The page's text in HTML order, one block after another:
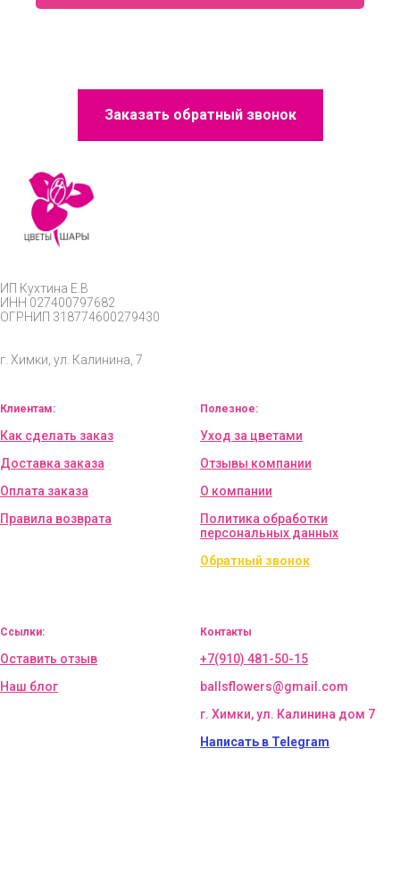
Заказать обратный звонок
ИП Кухтина Е.В
ИНН 027400797682
ОГРНИП 318774600279430
г. Химки, ул. Калинина, 7
Клиентам:
Как сделать заказ
Доставка заказа
Оплата заказа
Правила возврата
Полезное:
Уход за цветами
Отзывы компании
О компании
Политика обработки
персональных данных
Обратный звонок
Ссылки:
Оставить отзыв
Наш блог
Контакты
+7(910) 481-50-15
ballsflowers@gmail.com
г. Химки, ул. Калинина дом 7
Написать в Telegram